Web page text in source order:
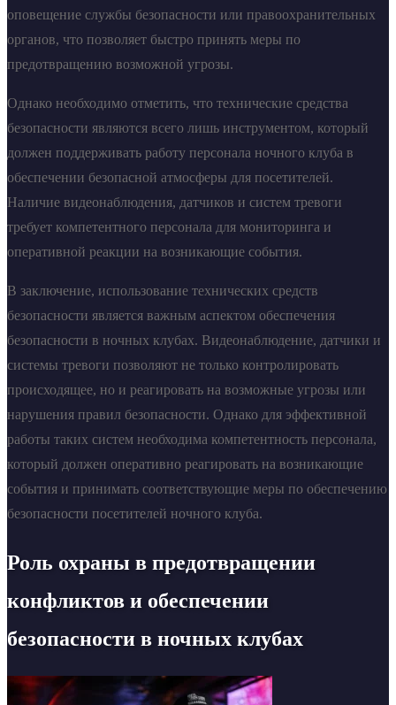
оповещение службы безопасности или правоохранительных
органов, что позволяет быстро принять меры по
предотвращению возможной угрозы.
Однако необходимо отметить, что технические средства
безопасности являются всего лишь инструментом, который
должен поддерживать работу персонала ночного клуба в
обеспечении безопасной атмосферы для посетителей.
Наличие видеонаблюдения, датчиков и систем тревоги
требует компетентного персонала для мониторинга и
оперативной реакции на возникающие события.
В заключение, использование технических средств
безопасности является важным аспектом обеспечения
безопасности в ночных клубах. Видеонаблюдение, датчики и
системы тревоги позволяют не только контролировать
происходящее, но и реагировать на возможные угрозы или
нарушения правил безопасности. Однако для эффективной
работы таких систем необходима компетентность персонала,
который должен оперативно реагировать на возникающие
события и принимать соответствующие меры по обеспечению
безопасности посетителей ночного клуба.
Роль охраны в предотвращении
конфликтов и обеспечении
безопасности в ночных клубах